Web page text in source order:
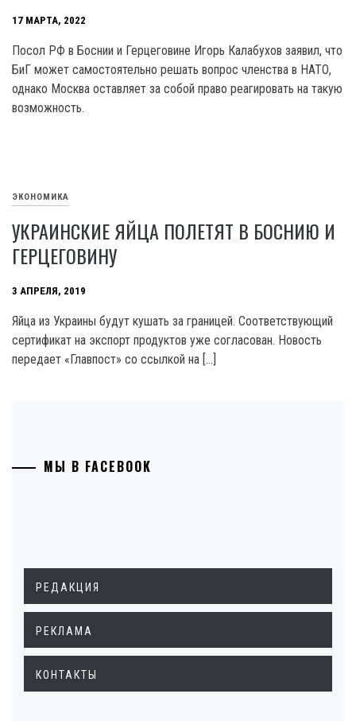
17 МАРТА, 2022
Посол РФ в Боснии и Герцеговине Игорь Калабухов заявил, что
БиГ может самостоятельно решать вопрос членства в НАТО,
однако Москва оставляет за собой право реагировать на такую
возможность.
ЭКОНОМИКА
УКРАИНСКИЕ ЯЙЦА ПОЛЕТЯТ В БОСНИЮ И
ГЕРЦЕГОВИНУ
3 АПРЕЛЯ, 2019
Яйца из Украины будут кушать за границей. Соответствующий
сертификат на экспорт продуктов уже согласован. Новость
передает «Главпост» со ссылкой на […]
МЫ В FACEBOOK
РЕДАКЦИЯ
РЕКЛАМА
КОНТАКТЫ